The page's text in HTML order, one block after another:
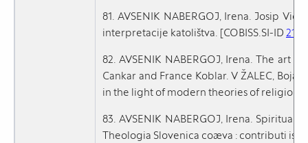
81. AVSENIK NABERGOJ, Irena. Josip
interpretacije katolištva. [COBISS.SI-ID
82. AVSENIK NABERGOJ, Irena. The art
Cankar and France Koblar. V ŽALEC,
in the light of modern theories of religion.
83. AVSENIK NABERGOJ, Irena.
Theologia Slovenica coæva : contributi